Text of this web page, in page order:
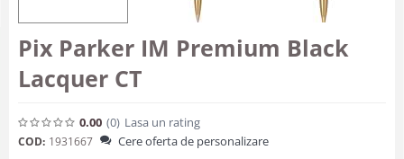
Pix Parker IM Premium Black
Lacquer CT
0.00 (0) Lasa un rating
COD: 1931667 Cere oferta de personalizare